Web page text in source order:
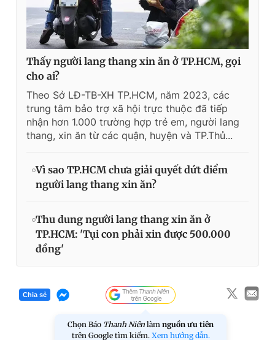
Thấy người lang thang xin ăn ở TP.HCM, gọi
cho ai?
Theo Sở LĐ-TB-XH TP.HCM, năm 2023, các
trung tâm bảo trợ xã hội trực thuộc đã tiếp
nhận hơn 1.000 trường hợp trẻ em, người lang
thang, xin ăn từ các quận, huyện và TP.Thủ...
Vì sao TP.HCM chưa giải quyết dứt điểm
người lang thang xin ăn?
Thu dung người lang thang xin ăn ở
TP.HCM: 'Tụi con phải xin được 500.000
đồng'
Chia sẻ
Chọn Báo Thanh Niên làm nguồn ưu tiên
trên Google tìm kiếm. Xem hướng dẫn.